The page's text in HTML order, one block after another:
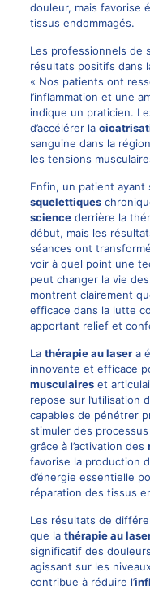
douleur, mais favorise
tissus endommagés.
Les professionnels de
résultats positifs dans
« Nos patients ont
l’inflammation et une
indique un praticien.
d’accélérer la
sanguine dans la
les tensions
Enfin, un patient
squelettiques
sciencederrière la
début, mais les
séances ont
voir à quel point une
peut changer la vie
montrent clairement
efficace dans la lutte
apportant relief et
La thérapie au lasera
innovante et efficace
musculaireset
repose sur l’utilisation
capables de pénétrer
stimuler des
grâce à l’activation des
favorise la production
d’énergie essentielle
réparation des tissus
Les résultats de
que la thérapie au
significatif des
agissant sur les
contribue à réduire l’